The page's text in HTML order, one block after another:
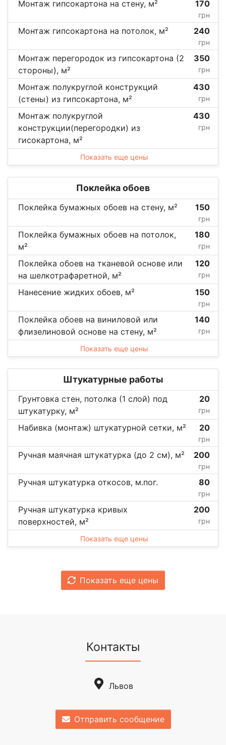
Монтаж гипсокартона на стену, м² 170
грн
Монтаж гипсокартона на потолок, м² 240
грн
Монтаж перегородок из гипсокартона (2
стороны), м²
350
грн
Монтаж полукруглой конструкций
(стены) из гипсокартона, м²
430
грн
Монтаж полукруглой
конструкции(перегородки) из
гисокартона, м²
430
грн
Показать еще цены
Поклейка обоев
Поклейка бумажных обоев на стену, м² 150
грн
Поклейка бумажных обоев на потолок,
м²
180
грн
Поклейка обоев на тканевой основе или
на шелкотрафаретной, м²
120
грн
Нанесение жидких обоев, м² 150
грн
Поклейка обоев на виниловой или
флизелиновой основе на стену, м²
140
грн
Показать еще цены
Штукатурные работы
Грунтовка стен, потолка (1 слой) под
штукатурку, м²
20
грн
Набивка (монтаж) штукатурной сетки, м² 20
грн
Ручная маячная штукатурка (до 2 см), м² 200
грн
Ручная штукатурка откосов, м.пог. 80
грн
Ручная штукатурка кривых
поверхностей, м²
200
грн
Показать еще цены
Показать еще цены
Контакты
Львов
Отправить сообщение